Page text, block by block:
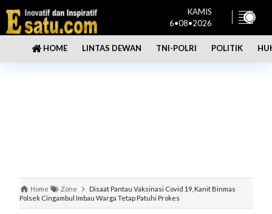
KAMIS
6•08•2026
HOME LINTAS DEWAN TNI-POLRI POLITIK
Home Zone
Disaat Pantau Vaksinasi Covid 19, Kanit Binmas
Polsek Cingambul Imbau Warga Tetap Patuhi Prokes